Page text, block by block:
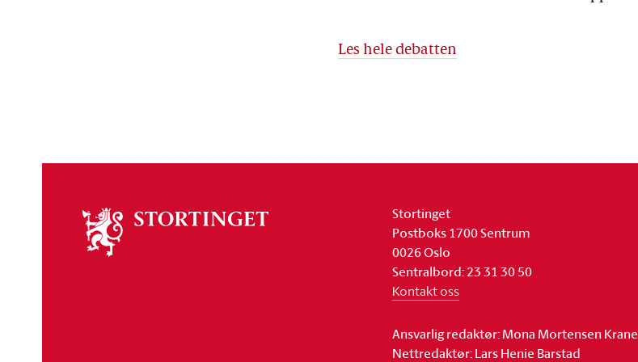
Les hele debatten
stortinget
Stortinget
Postboks 1700 Sentrum
0026 Oslo
Sentralbord: 23 31 30 50
Kontakt oss
Ansvarlig redaktør: Mona Mortensen Krane
Nettredaktør: Lars Henie Barstad